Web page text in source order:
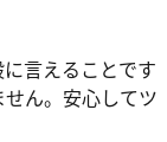
言えることです
ん。安心してツ